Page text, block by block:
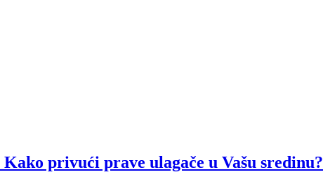
privući prave ulagače u Vašu sredinu?